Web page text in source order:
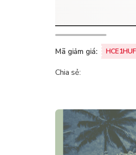
Mã giảm giá:
Chia sẻ: